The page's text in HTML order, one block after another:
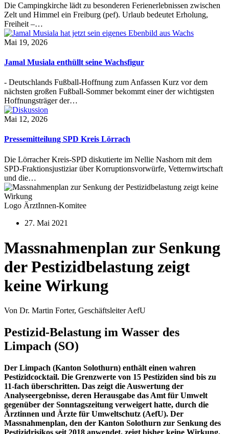
Die Campingkirche lädt zu besonderen Ferienerlebnissen zwischen
Zelt und Himmel ein Freiburg (pef). Urlaub bedeutet Erholung,
Freiheit –…
Mai 19, 2026
Jamal Musiala enthüllt seine Wachsfigur
- Deutschlands Fußball-Hoffnung zum Anfassen Kurz vor dem
nächsten großen Fußball-Sommer bekommt einer der wichtigsten
Hoffnungsträger der…
Mai 12, 2026
Pressemitteilung SPD Kreis Lörrach
Die Lörracher Kreis-SPD diskutierte im Nellie Nashorn mit dem
SPD-Fraktionsjustiziar über Korruptionsvorwürfe, Vetternwirtschaft
und die…
Logo ÄrztInnen-Komitee
27. Mai 2021
Massnahmenplan zur Senkung
der Pestizidbelastung zeigt
keine Wirkung
Von Dr. Martin Forter, Geschäftsleiter AefU
Pestizid-Belastung im Wasser des
Limpach (SO)
Der Limpach (Kanton Solothurn) enthält einen wahren
Pestizidcocktail. Die Grenzwerte von 15 Pestiziden sind bis zu
11-fach überschritten. Das zeigt die Auswertung der
Analyseergebnisse, deren Herausgabe das Amt für Umwelt
gegenüber der Sonntagszeitung verweigert hatte, durch die
Ärztinnen und Ärzte für Umweltschutz (AefU). Der
Massnahmenplan, den der Kanton Solothurn zur Senkung des